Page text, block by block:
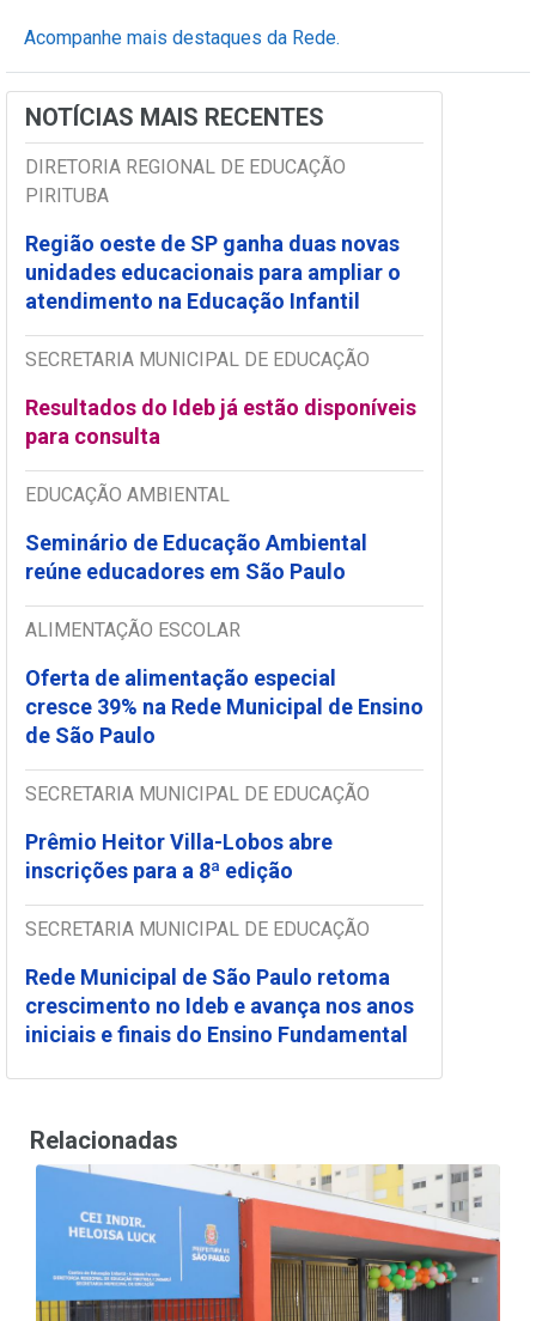
Acompanhe mais destaques da Rede.
NOTÍCIAS MAIS RECENTES
DIRETORIA REGIONAL DE EDUCAÇÃO
PIRITUBA
Região oeste de SP ganha duas novas
unidades educacionais para ampliar o
atendimento na Educação Infantil
SECRETARIA MUNICIPAL DE EDUCAÇÃO
Resultados do Ideb já estão disponíveis
para consulta
EDUCAÇÃO AMBIENTAL
Seminário de Educação Ambiental
reúne educadores em São Paulo
ALIMENTAÇÃO ESCOLAR
Oferta de alimentação especial
cresce 39% na Rede Municipal de Ensino
de São Paulo
SECRETARIA MUNICIPAL DE EDUCAÇÃO
Prêmio Heitor Villa-Lobos abre
inscrições para a 8ª edição
SECRETARIA MUNICIPAL DE EDUCAÇÃO
Rede Municipal de São Paulo retoma
crescimento no Ideb e avança nos anos
iniciais e finais do Ensino Fundamental
Relacionadas